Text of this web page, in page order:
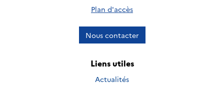
Plan d'accès
Nous contacter
Liens utiles
Actualités